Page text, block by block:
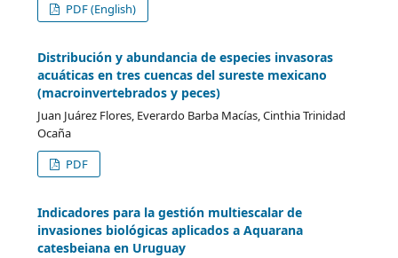
PDF (English)
Distribución y abundancia de especies invasoras
acuáticas en tres cuencas del sureste mexicano
(macroinvertebrados y peces)
Juan Juárez Flores, Everardo Barba Macías, Cinthia Trinidad
Ocaña
PDF
Indicadores para la gestión multiescalar de
invasiones biológicas aplicados a Aquarana
catesbeiana en Uruguay